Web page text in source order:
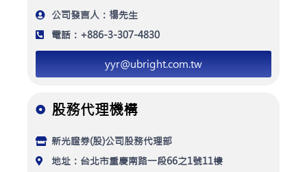
公司發言人：楊先生
電話：+886-3-307-4830
yyr@ubright.com.tw
股務代理機構
新光證券(股)公司股務代理部
地址：台北市重慶南路一段66之1號11樓